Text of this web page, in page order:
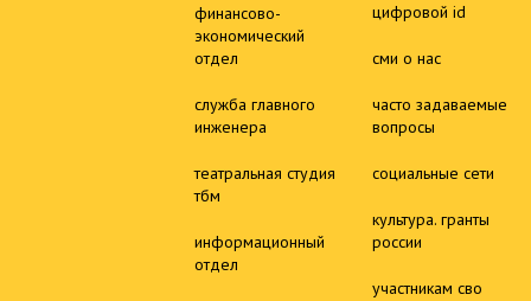
финансово-
экономический
отдел
служба главного
инженера
театральная студия
тбм
информационный
отдел
цифровой id
сми о нас
часто задаваемые
вопросы
социальные сети
культура. гранты
россии
участникам сво